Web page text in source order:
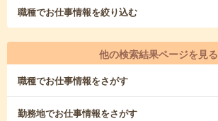
職種でお仕事情報を絞り込む
他の検索結果ページを見る
職種でお仕事情報をさがす
勤務地でお仕事情報をさがす